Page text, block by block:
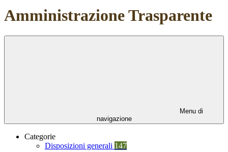
Amministrazione Trasparente
Menu di
navigazione
Categorie
Disposizioni generali 147